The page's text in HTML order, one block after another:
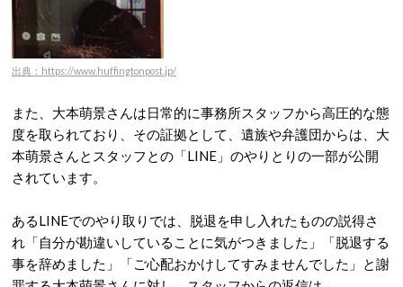
出典：https://www.huffingtonpost.jp/
また、大本萌景さんは日常的に事務所スタッフから高圧的な態
度を取られており、その証拠として、遺族や弁護団からは、大
本萌景さんとスタッフとの「LINE」のやりとりの一部が公開
されています。
あるLINEでのやり取りでは、脱退を申し入れたものの説得さ
れ「自分が勘違いしていることに気がつきました」「脱退する
事を辞めました」「ご心配おかけしてすみませんでした」と謝